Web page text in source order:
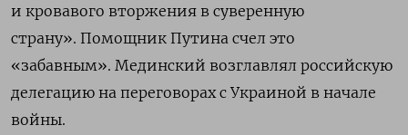
и кровавого вторжения в суверенную
страну». Помощник Путина счел это
«забавным». Мединский возглавлял российскую
делегацию на переговорах с Украиной в начале
войны.